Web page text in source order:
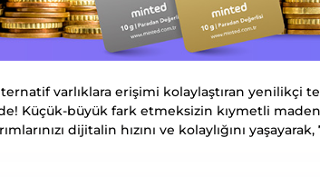
varlıklara erişimi kolaylaştıran yenilikçi
Küçük-büyük fark etmeksizin kıymetli
dijitalin hızını ve kolaylığını